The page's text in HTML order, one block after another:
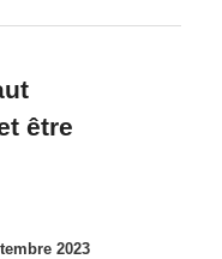
être
2023